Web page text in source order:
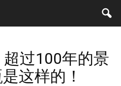
过100年的景
这样的！